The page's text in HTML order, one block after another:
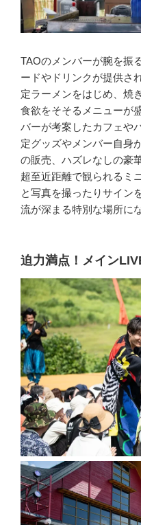
TAOのメンバーが腕を振
ードやドリンクが提供さ
定ラーメンをはじめ、焼
食欲をそそるメニューが
バーが考案したカフェや
定グッズやメンバー自身
の販売、ハズレなしの豪
超至近距離で観られるミ
と写真を撮ったりサイン
流が深まる特別な場所に
迫力満点！メイン